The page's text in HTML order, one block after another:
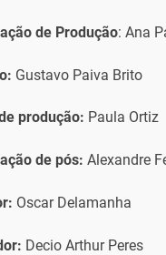
de Produção: Ana
Gustavo Paiva Brito
produção: Paula Ortiz
de pós: Alexandre
Oscar Delamanha
Decio Arthur Peres